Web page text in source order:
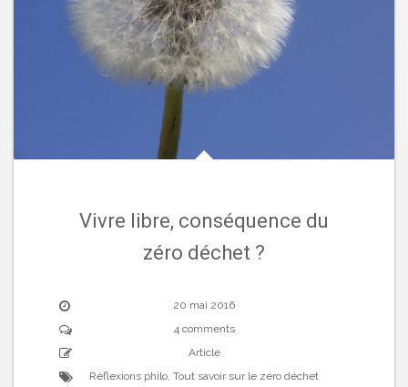
Vivre libre, conséquence du
zéro déchet ?
20 mai 2016
4 comments
Article
Réflexions philo, Tout savoir sur le zéro déchet